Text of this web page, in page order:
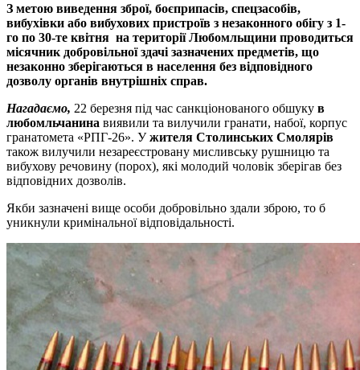
З метою виведення зброї, боєприпасів, спецзасобів,
вибухівки або вибухових пристроїв з незаконного обігу з 1-
го по 30-те квітня на території Любомльщини проводиться
місячник добровільної здачі зазначених предметів, що
незаконно зберігаються в населення без відповідного
дозволу органів внутрішніх справ.
Нагадаємо, 22 березня під час санкціонованого обшуку в
любомльчанина виявили та вилучили гранати, набої, корпус
гранатомета «РПГ-26». Ужителя Столинських Смолярів
також вилучили незареєстровану мисливську рушницю та
вибухову речовину (порох), які молодий чоловік зберігав без
відповідних дозволів.
Якби зазначені вище особи добровільно здали зброю, то б
уникнули кримінальної відповідальності.